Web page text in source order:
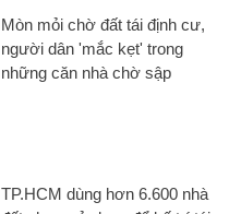
Mòn mỏi chờ đất tái định cư,
người dân 'mắc kẹt' trong
những căn nhà chờ sập
TP.HCM dùng hơn 6.600 nhà